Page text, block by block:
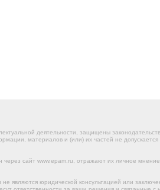
деятельности, защищены
материалов и (или) их частей не допускается
сайт www.epam.ru, отражают их личное
являются юридической консультацией или